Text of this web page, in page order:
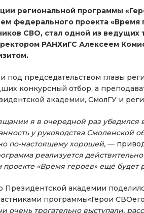
региональной программы
федерального проекта «Время
СВО, стал одной из
РАНХиГС Алексеем
под председательством главы
конкурсный отбор, а
академии, СмолГУ и
я в очередной раз убедился
у руководства Смоленской
по-настоящему хорошей, —
реализуется
«Время героев» ещё будет
Президентской академии
программы«Герои
очень трогательно выступали,